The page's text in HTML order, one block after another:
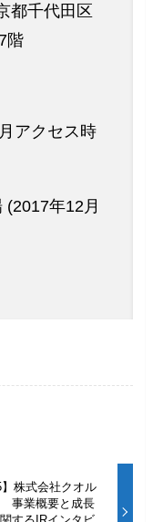
都千代田区
階
アクセス時
(2017年12月
】株式会社クオル
事業概要と成長